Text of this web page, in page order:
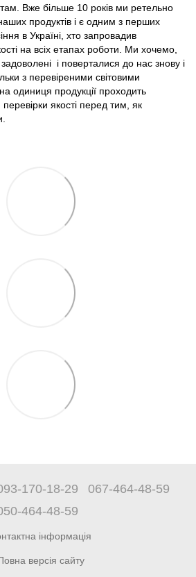
Вже більше 10 років ми ретельно
продуктів і є одним з перших
в Україні, хто запровадив
на всіх етапах роботи. Ми хочемо,
і поверталися до нас знову і
з перевіреними світовими
одиниця продукції проходить
якості перед тим, як
170-18-29
067-464-48-59
464-48-59
інформація
версія сайту